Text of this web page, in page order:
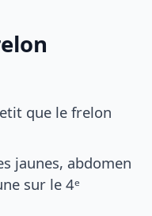
que le frelon
jaunes, abdomen
sur le 4ᵉ